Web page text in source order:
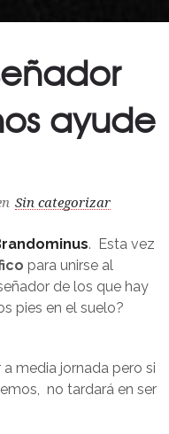
ayude
Sin categorizar
. Esta vez
para unirse al
de los que hay
pies en el suelo?
media jornada pero si
no tardará en ser